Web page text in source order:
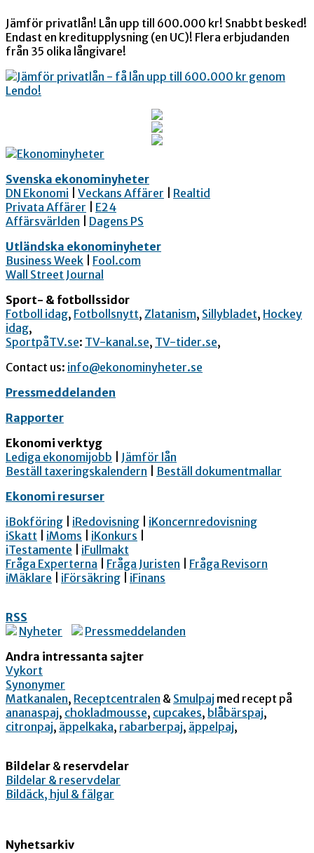
Jämför privatlån! Lån upp till 600.000 kr! Snabbt besked!
Endast en kreditupplysning (en UC)! Flera erbjudanden
från 35 olika långivare!
Svenska ekonominyheter
DN Ekonomi
Veckans Affärer
Realtid
Privata Affärer
E24
Affärsvärlden
Dagens PS
Utländska ekonominyheter
Business Week
Fool.com
Wall Street Journal
Sport- & fotbollssidor
Fotboll idag, Fotbollsnytt, Zlatanism, Sillybladet, Hockey
idag,
SportpåTV.se: TV-kanal.se, TV-tider.se,
Contact us: info@ekonominyheter.se
Pressmeddelanden
Rapporter
Ekonomi verktyg
Lediga ekonomijobb
Jämför lån
Beställ taxeringskalendern
Beställ dokumentmallar
Ekonomi resurser
iBokföring
iRedovisning
iKoncernredovisning
iSkatt
iMoms iKonkurs
iTestamente
iFullmakt
Fråga Experterna
Fråga Juristen
Fråga Revisorn
iMäklare
iFörsäkring iFinans
RSS
Nyheter
Pressmeddelanden
Andra intressanta sajter
Vykort
Synonymer
Matkanalen, Receptcentralen & Smulpaj med recept på
ananaspaj, chokladmousse, cupcakes, blåbärspaj,
citronpaj, äppelkaka, rabarberpaj, äppelpaj,
Bildelar & reservdelar
Bildelar & reservdelar
Bildäck, hjul & fälgar
Nyhetsarkiv